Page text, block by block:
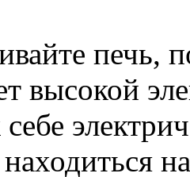
печь,
высокой
находиться